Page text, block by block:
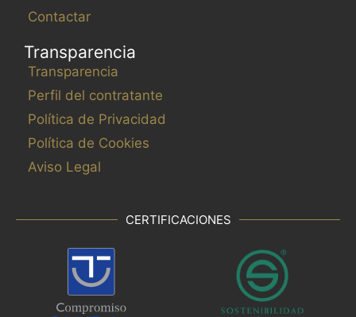
Contactar
Transparencia
Transparencia
Perfil del contratante
Política de Privacidad
Política de Cookies
Aviso Legal
CERTIFICACIONES